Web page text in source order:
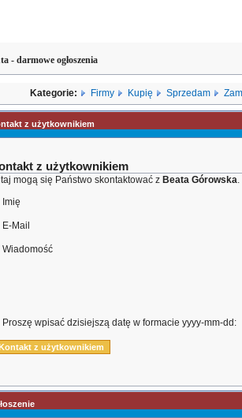
- darmowe ogłoszenia
Kategorie: Firmy Kupię Sprzedam
z użytkownikiem
z użytkownikiem
mogą się Państwo skontaktować z Beata Górowska.
Imię
E-Mail
Wiadomość
Proszę wpisać dzisiejszą datę w formacie yyyy-mm-dd: